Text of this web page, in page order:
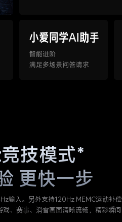
技模式*
更快一步
输入。另外支持120Hz MEMC运动补偿
、赛事、滑雪画面清晰流畅，精彩瞬间